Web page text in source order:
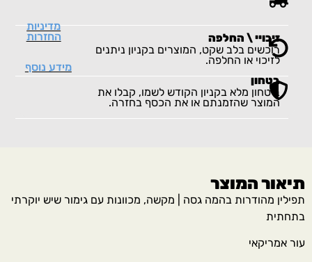
זיכויי \ החלפה
רוכשים בלב שקט, המוצרים בקניון ניתנים
לזיכוי או החלפה.
מדיניות
החזרות
בטחון
ביטחון מלא בקניון הקודש לשמו, קבלו את
המוצר שהזמנתם או את הכסף בחזרה.
מידע נוסף
תיאור המוצר
תפילין מהודרות בהמה גסה | מקשה, מכוונות עם גימור שיש יוקרתי
בתחתית
עור אמריקאי